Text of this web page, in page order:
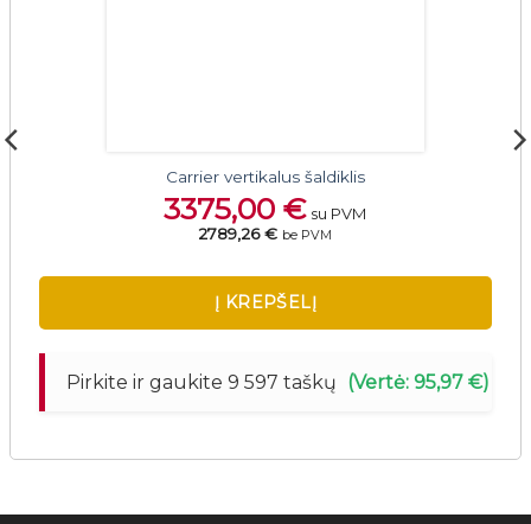
Carrier vertikalus šaldiklis
3375,00€ su PVM
2789,26 € be PVM
Į KREPŠELĮ
Pirkite ir gaukite 9 597 taškų (Vertė: 95,97 €)